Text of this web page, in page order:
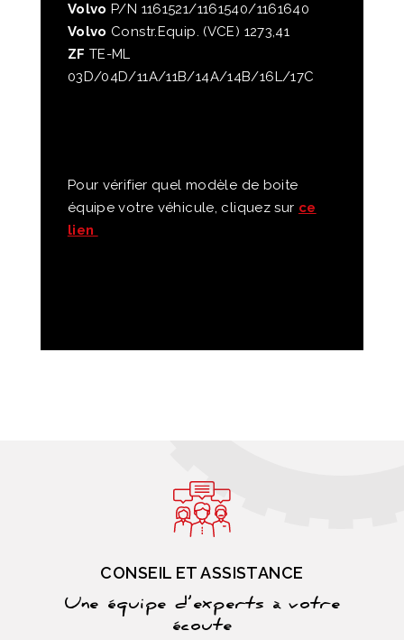
Volvo P/N 1161521/1161540/1161640
Volvo Constr.Equip. (VCE) 1273,41
ZF TE-ML
03D/04D/11A/11B/14A/14B/16L/17C
Pour vérifier quel modèle de boite
équipe votre véhicule, cliquez sur ce
lien
CONSEIL ET ASSISTANCE
Une équipe d’experts à votre
écoute